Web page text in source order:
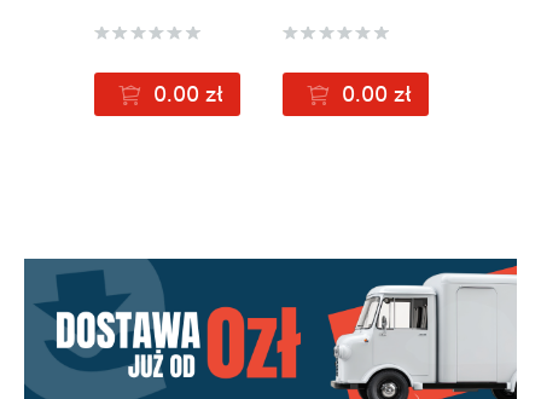
0.00 zł
działania
0.00 zł